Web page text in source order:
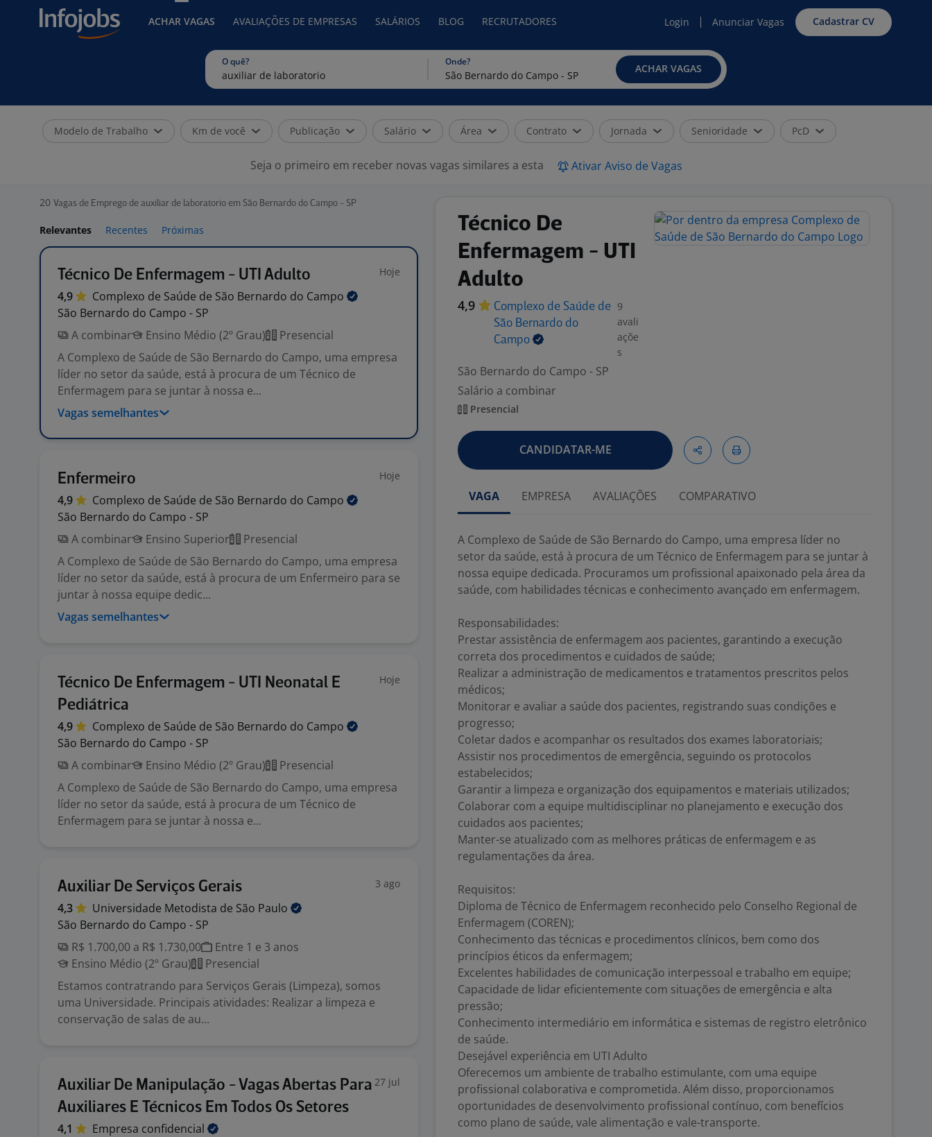
ACHAR VAGAS AVALIAÇÕES DE EMPRESAS SALÁRIOS BLOG RECRUTADORES Login Anunciar Vagas Cadastrar CV
O quê? Onde?
ACHAR VAGAS
Modelo de Trabalho Km de você Publicação Salário Área Contrato Jornada Senioridade PcD
Seja o primeiro em receber novas vagas similares a esta Ativar Aviso de Vagas
20 Vagas de Emprego de auxiliar de laboratorio em São Bernardo do Campo - SP
Relevantes Recentes Próximas
Técnico De Enfermagem - UTI Adulto Hoje
4,9 Complexo de Saúde de São Bernardo do Campo
São Bernardo do Campo - SP
A combinar
Ensino Médio (2º Grau)
Presencial
A Complexo de Saúde de São Bernardo do Campo, uma empresa
líder no setor da saúde, está à procura de um Técnico de
Enfermagem para se juntar à nossa e...
Vagas semelhantes
Enfermeiro Hoje
4,9 Complexo de Saúde de São Bernardo do Campo
São Bernardo do Campo - SP
A combinar
Ensino Superior
Presencial
A Complexo de Saúde de São Bernardo do Campo, uma empresa
líder no setor da saúde, está à procura de um Enfermeiro para se
juntar à nossa equipe dedic...
Vagas semelhantes
Técnico De Enfermagem - UTI Neonatal E
Pediátrica
Hoje
4,9 Complexo de Saúde de São Bernardo do Campo
São Bernardo do Campo - SP
A combinar
Ensino Médio (2º Grau)
Presencial
A Complexo de Saúde de São Bernardo do Campo, uma empresa
líder no setor da saúde, está à procura de um Técnico de
Enfermagem para se juntar à nossa e...
Auxiliar De Serviços Gerais 3 ago
4,3 Universidade Metodista de São Paulo
São Bernardo do Campo - SP
R$ 1.700,00 a R$ 1.730,00
Entre 1 e 3 anos
Ensino Médio (2º Grau)
Presencial
Estamos contratrando para Serviços Gerais (Limpeza), somos
uma Universidade. Principais atividades: Realizar a limpeza e
conservação de salas de au...
Auxiliar De Manipulação - Vagas Abertas Para
Auxiliares E Técnicos Em Todos Os Setores
27 jul
4,1 Empresa confidencial
Técnico De
Enfermagem - UTI
Adulto
4,9
Complexo de Saúde de
São Bernardo do
Campo
9
avali
açõe
s
São Bernardo do Campo - SP
Salário a combinar
Presencial
CANDIDATAR-ME
VAGA EMPRESA AVALIAÇÕES COMPARATIVO
A Complexo de Saúde de São Bernardo do Campo, uma empresa líder no
setor da saúde, está à procura de um Técnico de Enfermagem para se juntar à
nossa equipe dedicada. Procuramos um profissional apaixonado pela área da
saúde, com habilidades técnicas e conhecimento avançado em enfermagem.
Responsabilidades:
Prestar assistência de enfermagem aos pacientes, garantindo a execução
correta dos procedimentos e cuidados de saúde;
Realizar a administração de medicamentos e tratamentos prescritos pelos
médicos;
Monitorar e avaliar a saúde dos pacientes, registrando suas condições e
progresso;
Coletar dados e acompanhar os resultados dos exames laboratoriais;
Assistir nos procedimentos de emergência, seguindo os protocolos
estabelecidos;
Garantir a limpeza e organização dos equipamentos e materiais utilizados;
Colaborar com a equipe multidisciplinar no planejamento e execução dos
cuidados aos pacientes;
Manter-se atualizado com as melhores práticas de enfermagem e as
regulamentações da área.
Requisitos:
Diploma de Técnico de Enfermagem reconhecido pelo Conselho Regional de
Enfermagem (COREN);
Conhecimento das técnicas e procedimentos clínicos, bem como dos
princípios éticos da enfermagem;
Excelentes habilidades de comunicação interpessoal e trabalho em equipe;
Capacidade de lidar eficientemente com situações de emergência e alta
pressão;
Conhecimento intermediário em informática e sistemas de registro eletrônico
de saúde.
Desejável experiência em UTI Adulto
Oferecemos um ambiente de trabalho estimulante, com uma equipe
profissional colaborativa e comprometida. Além disso, proporcionamos
oportunidades de desenvolvimento profissional contínuo, com benefícios
como plano de saúde, vale alimentação e vale-transporte.